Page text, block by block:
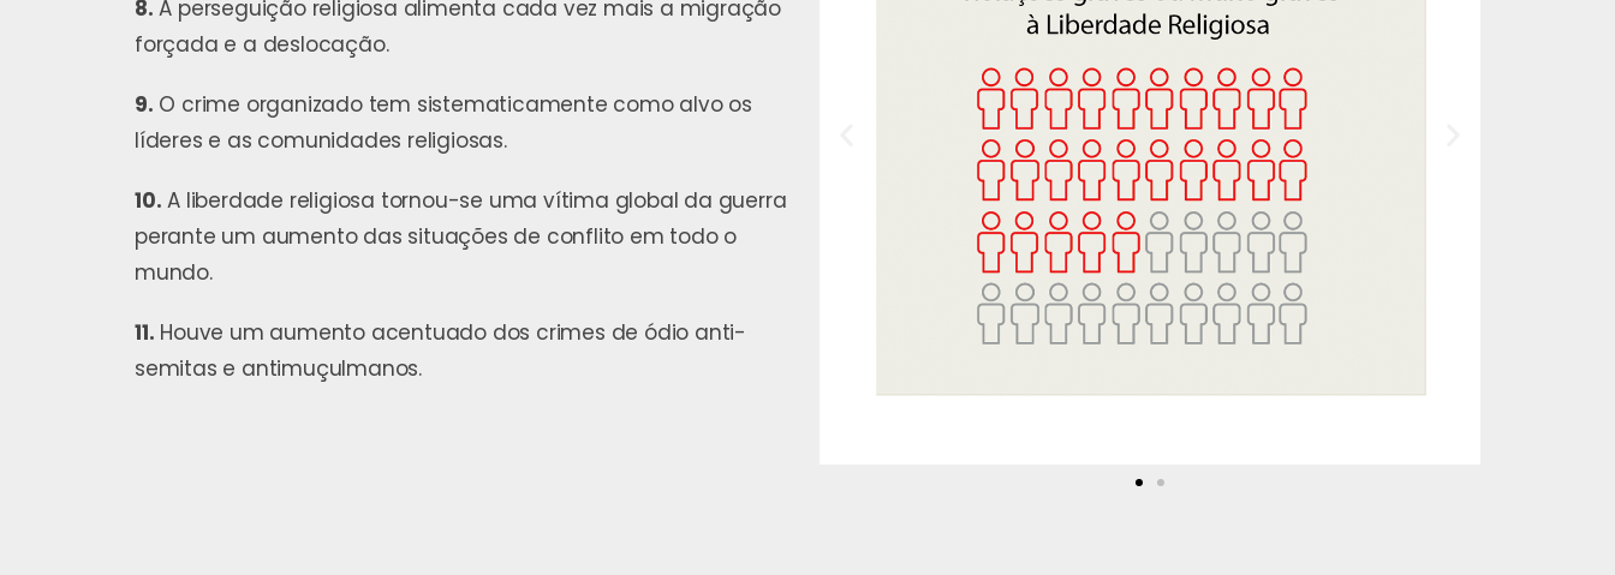
8. A perseguição religiosa alimenta cada vez mais a migração
forçada e a deslocação.
9. O crime organizado tem sistematicamente como alvo os
líderes e as comunidades religiosas.
10. A liberdade religiosa tornou-se uma vítima global da guerra
perante um aumento das situações de conflito em todo o
mundo.
11. Houve um aumento acentuado dos crimes de ódio anti-
semitas e antimuçulmanos.